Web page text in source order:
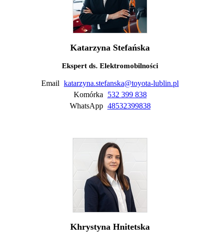
Katarzyna Stefańska
Ekspert ds. Elektromobilności
Email katarzyna.stefanska@toyota-lublin.pl
Komórka
532 399 838
WhatsApp 48532399838
Khrystyna Hnitetska